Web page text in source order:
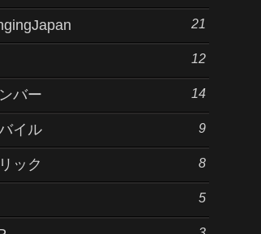
21
12
バー 14
イル 9
ック 8
5